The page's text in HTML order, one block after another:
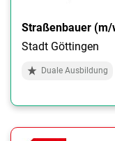
Straßenbauer (m/
Stadt Göttingen
Duale Ausbildung